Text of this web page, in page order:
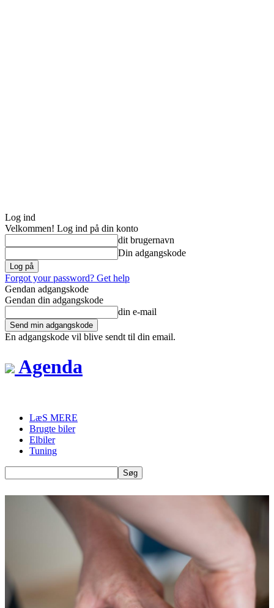
Log ind
Velkommen! Log ind på din konto
dit brugernavn
Din adgangskode
Forgot your password? Get help
Gendan adgangskode
Gendan din adgangskode
din e-mail
En adgangskode vil blive sendt til din email.
Agenda
LæS MERE
Brugte biler
Elbiler
Tuning